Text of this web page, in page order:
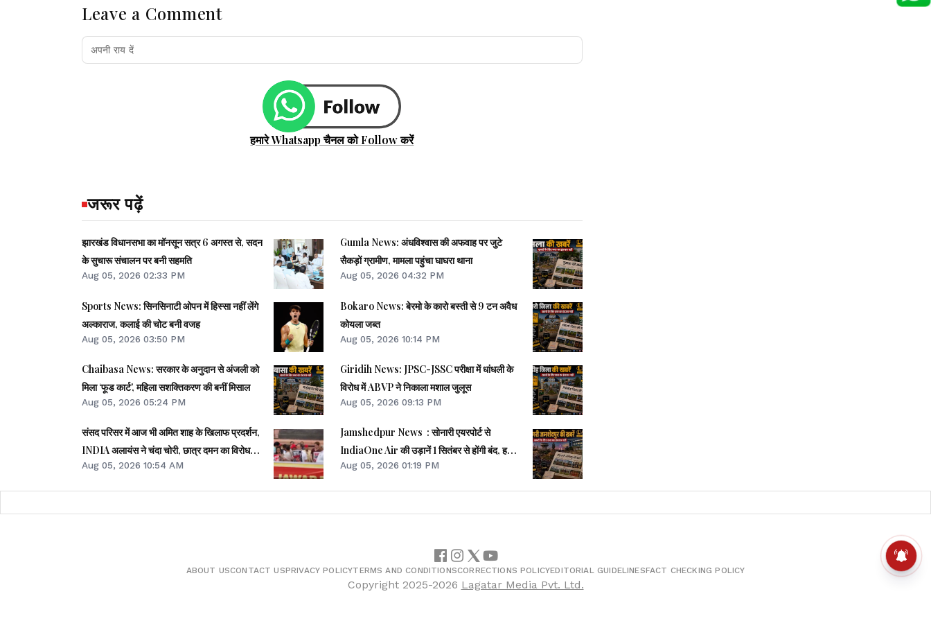
Leave a Comment
हमारे Whatsapp चैनल को Follow करें
जरूर पढ़ें
झारखंड विधानसभा का मॉनसून सत्र 6 अगस्त से, सदन
के सुचारू संचालन पर बनी सहमति
Aug 05, 2026 02:33 PM
Sports News: सिनसिनाटी ओपन में हिस्सा नहीं लेंगे
अल्काराज, कलाई की चोट बनी वजह
Aug 05, 2026 03:50 PM
Chaibasa News: सरकार के अनुदान से अंजली को
मिला ‘फूड कार्ट’, महिला सशक्तिकरण की बनीं मिसाल
Aug 05, 2026 05:24 PM
संसद परिसर में आज भी अमित शाह के खिलाफ प्रदर्शन,
INDIA अलायंस ने चंदा चोरी, छात्र दमन का विरोध
किया
Aug 05, 2026 10:54 AM
Gumla News: अंधविश्वास की अफवाह पर जुटे
सैकड़ों ग्रामीण, मामला पहुंचा घाघरा थाना
Aug 05, 2026 04:32 PM
Bokaro News: बेरमो के कारो बस्ती से 9 टन अवैध
कोयला जब्त
Aug 05, 2026 10:14 PM
Giridih News: JPSC-JSSC परीक्षा में धांधली के
विरोध में ABVP ने निकाला मशाल जुलूस
Aug 05, 2026 09:13 PM
Jamshedpur News : सोनारी एयरपोर्ट से
IndiaOne Air की उड़ानें 1 सितंबर से होंगी बंद, हवाई
कनेक्टिविटी पर फिर संकट
Aug 05, 2026 01:19 PM
ABOUT USCONTACT USPRIVACY POLICYTERMS AND CONDITIONSCORRECTIONS POLICYEDITORIAL GUIDELINESFACT CHECKING POLICY
Copyright 2025-2026 Lagatar Media Pvt. Ltd.